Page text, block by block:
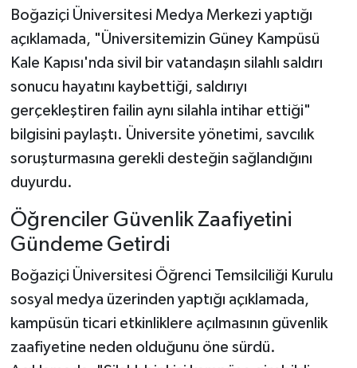
Boğaziçi Üniversitesi Medya Merkezi yaptığı
açıklamada, "Üniversitemizin Güney Kampüsü
Kale Kapısı'nda sivil bir vatandaşın silahlı saldırı
sonucu hayatını kaybettiği, saldırıyı
gerçekleştiren failin aynı silahla intihar ettiği"
bilgisini paylaştı. Üniversite yönetimi, savcılık
soruşturmasına gerekli desteğin sağlandığını
duyurdu.
Öğrenciler Güvenlik Zaafiyetini
Gündeme Getirdi
Boğaziçi Üniversitesi Öğrenci Temsilciliği Kurulu
sosyal medya üzerinden yaptığı açıklamada,
kampüsün ticari etkinliklere açılmasının güvenlik
zaafiyetine neden olduğunu öne sürdü.